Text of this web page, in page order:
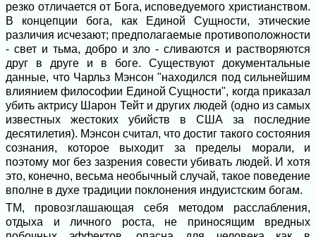
резко отличается от Бога, исповедуемого христианством.
В концепции бога, как Единой Сущности, этические
различия исчезают; предполагаемые противоположности
- свет и тьма, добро и зло - сливаются и растворяются
друг в друге и в боге. Существуют документальные
данные, что Чарльз Мэнсон "находился под сильнейшим
влиянием философии Единой Сущности", когда приказал
убить актрису Шарон Тейт и других людей (одно из самых
известных жестоких убийств в США за последние
десятилетия). Мэнсон считал, что достиг такого состояния
сознания, которое выходит за пределы морали, и
поэтому мог без зазрения совести убивать людей. И хотя
это, конечно, весьма необычный случай, такое поведение
вполне в духе традиции поклонения индуистским богам.
ТМ, провозглашающая себя методом расслабления,
отдыха и личного роста, не приносящим вредных